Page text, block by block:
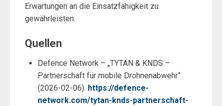
Erwartungen an die Einsatzfähigkeit zu
gewährleisten.
Quellen
Defence Network – „TYTAN & KNDS –
Partnerschaft für mobile Drohnenabwehr“
(2026-02-06). https://defence-
network.com/tytan-knds-partnerschaft-